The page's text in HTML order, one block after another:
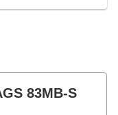
83MB-S